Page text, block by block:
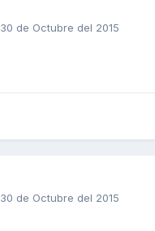
30 de Octubre del 2015
30 de Octubre del 2015